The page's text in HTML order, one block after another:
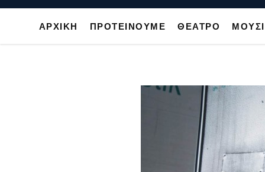
ΑΡΧΙΚΗ ΠΡΟΤΕΙΝΟΥΜΕ ΘΕΑΤΡΟ